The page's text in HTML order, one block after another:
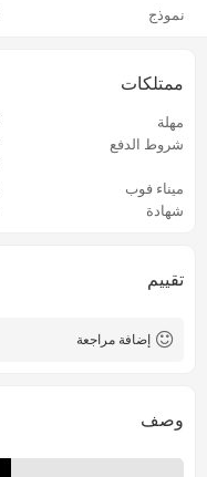
نموذج
ممتلكات
مهلة
شروط الدفع
ميناء فوب
شهادة
تقييم
إضافة مراجعة
وصف